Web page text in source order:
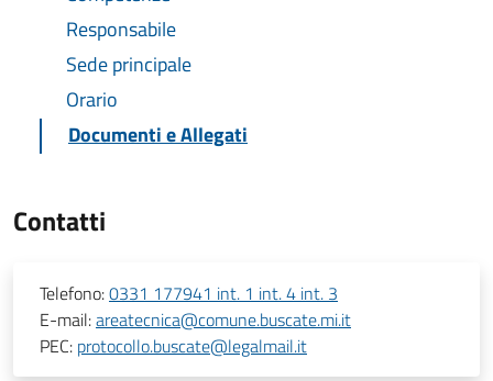
Responsabile
Sede principale
Orario
Documenti e Allegati
Contatti
Telefono:0331 177941 int. 1 int. 4 int. 3
E-mail:areatecnica@comune.buscate.mi.it
PEC: protocollo.buscate@legalmail.it